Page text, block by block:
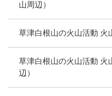
山周辺）
草津白根山の火山活動 火
草津白根山の火山活動 火
辺）